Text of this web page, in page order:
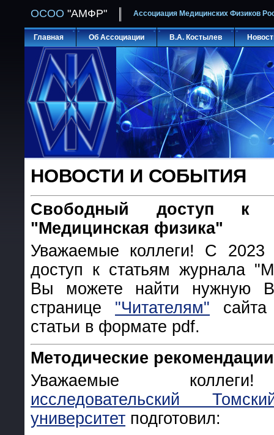
ОСОО "АМФР" Ассоциация Медицинских Физиков
Главная Об Ассоциации В.А. Костылев
НОВОСТИ И СОБЫТИЯ
Свободный доступ к
"Медицинская физика"
Уважаемые коллеги! С 2023
доступ к статьям журнала
Вы можете найти нужную
странице "Читателям"
статьи в формате pdf.
Методические рекомендации
Уважаемые
исследовательский
университет подготовил: